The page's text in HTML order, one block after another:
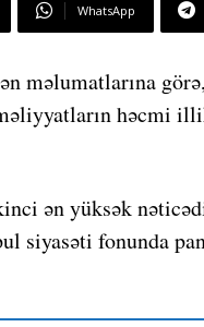
WhatsApp
məlumatlarına
həcmi
ən yüksək
siyasəti fonunda